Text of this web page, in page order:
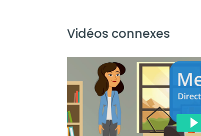
Vidéos connexes